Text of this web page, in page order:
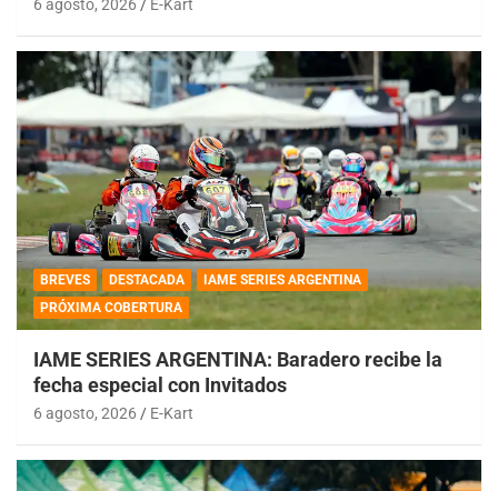
6 agosto, 2026 E-Kart
BREVES DESTACADA
IAME SERIES ARGENTINA
PRÓXIMA COBERTURA
IAME SERIES ARGENTINA: Baradero recibe la
fecha especial con Invitados
6 agosto, 2026 E-Kart